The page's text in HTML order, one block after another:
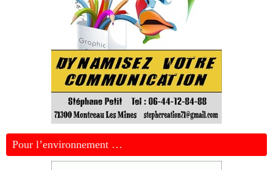
Pour l’environnement …